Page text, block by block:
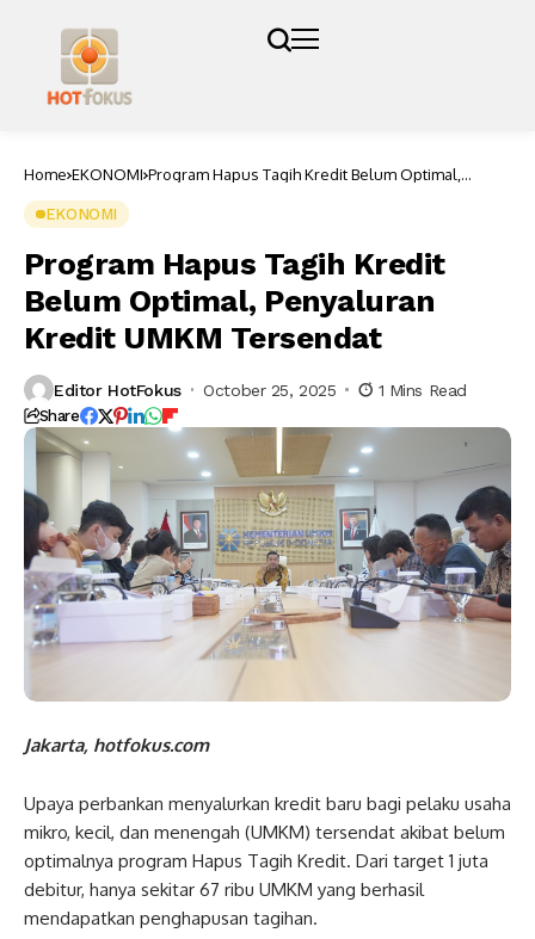
Home EKONOMI Program Hapus Tagih Kredit Belum Optimal,
EKONOMI
Program Hapus Tagih Kredit
Belum Optimal, Penyaluran
Kredit UMKM Tersendat
Editor HotFokus October 25, 2025 1 Mins Read
Share
Jakarta, hotfokus.com
Upaya perbankan menyalurkan kredit baru bagi pelaku usaha
mikro, kecil, dan menengah (UMKM) tersendat akibat belum
optimalnya program Hapus Tagih Kredit. Dari target 1 juta
debitur, hanya sekitar 67 ribu UMKM yang berhasil
mendapatkan penghapusan tagihan.